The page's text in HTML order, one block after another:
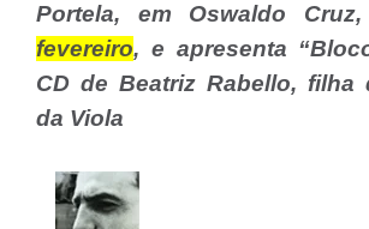
Portela, em Oswaldo
fevereiro, e apresenta
CD de Beatriz Rabello, filha
da Viola